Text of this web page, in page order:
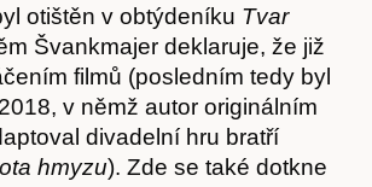
Kontakt
otištěn v obtýdeníku Tvar
Švankmajer deklaruje, že již
filmů (posledním tedy byl
v němž autor originálním
divadelní hru bratří
hmyzu). Zde se také dotkne